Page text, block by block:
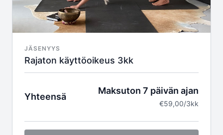
Huippulaatuiset videot
Toimii kaikilla päätelaitteilla
Turvallinen maksaminen
JÄSENYYS
Rajaton käyttöoikeus 3kk
Yhteensä
Maksuton 7 päivän ajan
€59,00/3kk